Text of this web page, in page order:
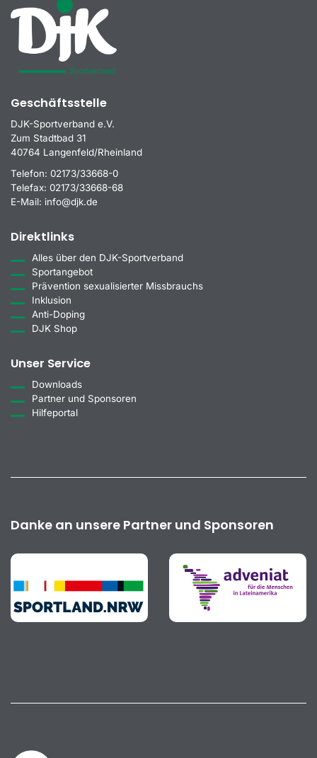
Geschäftsstelle
DJK-Sportverband e.V.
Zum Stadtbad 31
40764 Langenfeld/Rheinland
Telefon: 02173/33668-0
Telefax: 02173/33668-68
E-Mail: info@djk.de
Direktlinks
Alles über den DJK-Sportverband
Sportangebot
Prävention sexualisierter Missbrauchs
Inklusion
Anti-Doping
DJK Shop
Unser Service
Downloads
Partner und Sponsoren
Hilfeportal
Danke an unsere Partner und Sponsoren